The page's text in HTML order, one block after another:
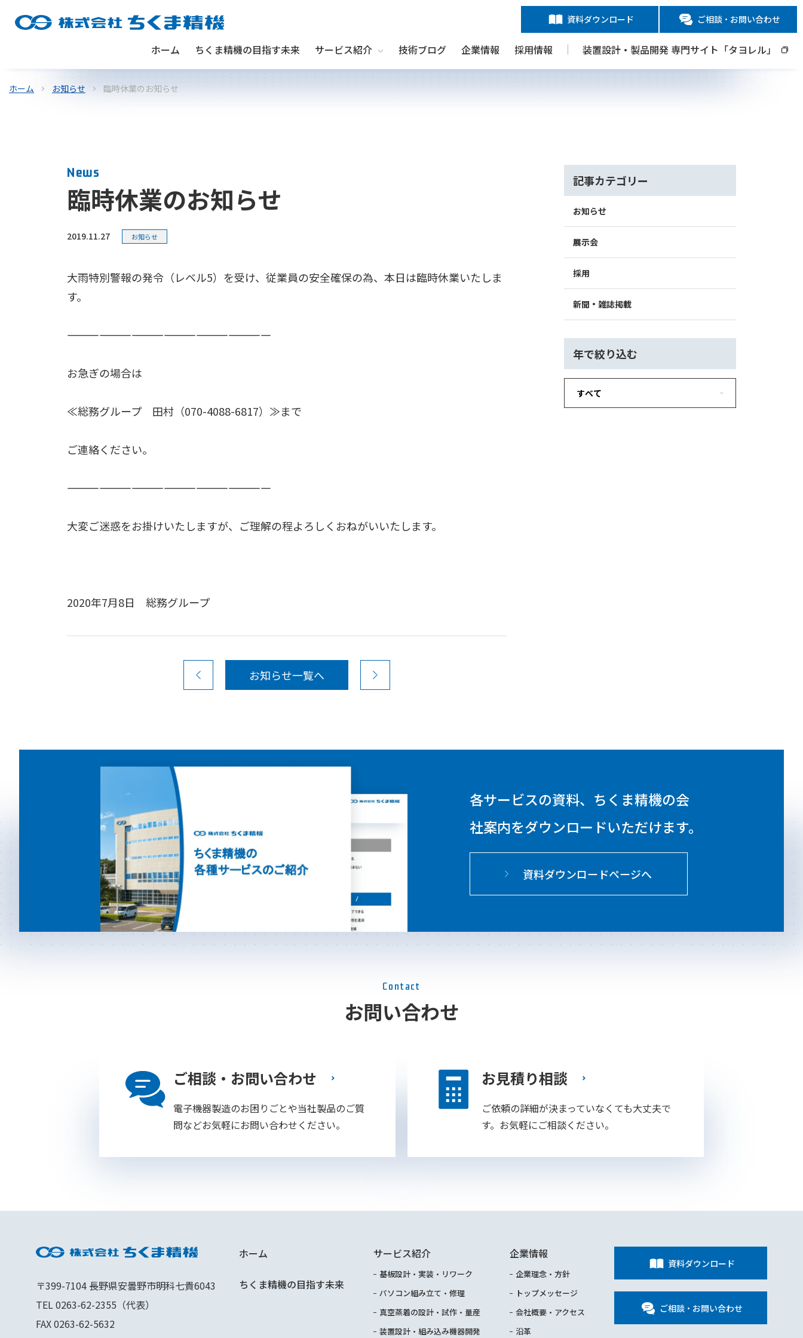
資料ダウンロード ご相談・お問い合わせ
ホーム ちくま精機の目指す未来 サービス紹介
Show submenu for サービス紹介
技術ブログ 企業情報 採用情報 装置設計・製品開発 専門サイト「タヨレル」
ホーム お知らせ 臨時休業のお知らせ
News
臨時休業のお知らせ
2019.11.27 お知らせ
大雨特別警報の発令（レベル5）を受け、従業員の安全確保の為、本日は臨時休業いたしま
す。
―――――――――――――――――――
お急ぎの場合は
≪総務グループ 田村（070-4088-6817）≫まで
ご連絡ください。
―――――――――――――――――――
大変ご迷惑をお掛けいたしますが、ご理解の程よろしくおねがいいたします。
2020年7月8日 総務グループ
お知らせ一覧へ
記事カテゴリー
お知らせ
展示会
採用
新聞・雑誌掲載
年で絞り込む
各サービスの資料、ちくま精機の会
社案内をダウンロードいただけます。
資料ダウンロードページへ
Contact
お問い合わせ
ご相談・お問い合わせ
電子機器製造のお困りごとや当社製品のご質
問などお気軽にお問い合わせください。
お見積り相談
ご依頼の詳細が決まっていなくても大丈夫で
す。お気軽にご相談ください。
ホーム
ちくま精機の目指す未来
サービス紹介
基板設計・実装・リワーク
パソコン組み立て・修理
真空蒸着の設計・試作・量産
装置設計・組み込み機器開発
企業情報
企業理念・方針
トップメッセージ
会社概要・アクセス
沿革
資料ダウンロード
ご相談・お問い合わせ
〒399-7104 長野県安曇野市明科七貴6043
TEL 0263-62-2355（代表）
FAX 0263-62-5632